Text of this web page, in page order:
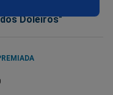
Doleiros"